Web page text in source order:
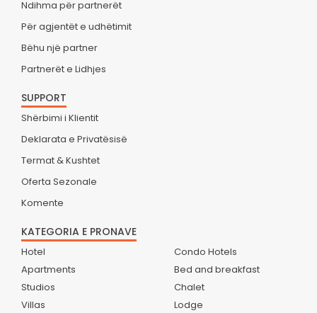
Ndihma për partnerët
Për agjentët e udhëtimit
Bëhu një partner
Partnerët e Lidhjes
SUPPORT
Shërbimi i Klientit
Deklarata e Privatësisë
Termat & Kushtet
Oferta Sezonale
Komente
KATEGORIA E PRONAVE
Hotel
Apartments
Studios
Villas
Condo Hotels
Bed and breakfast
Chalet
Lodge